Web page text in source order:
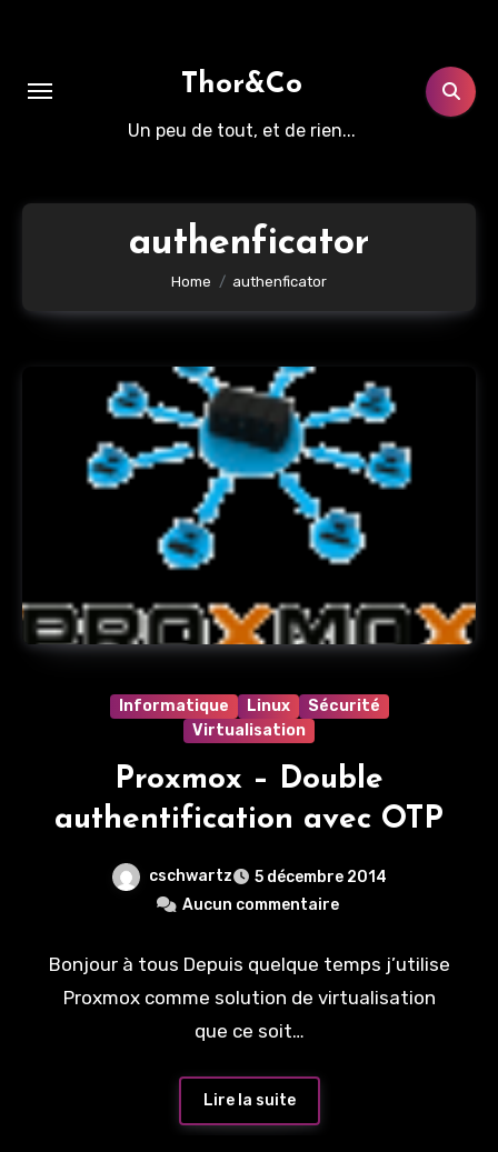
Thor&Co
Un peu de tout, et de rien...
authenficator
Home authenficator
Informatique Linux
Sécurité
Virtualisation
Proxmox – Double
authentification avec OTP
cschwartz
5 décembre 2014
Aucun commentaire
Bonjour à tous Depuis quelque temps j’utilise
Proxmox comme solution de virtualisation
que ce soit…
Lire la suite